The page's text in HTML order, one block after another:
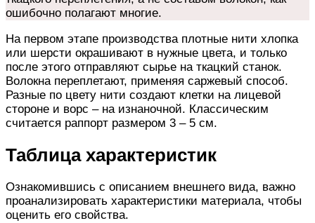
ошибочно полагают многие.
На первом этапе производства плотные нити хлопка
или шерсти окрашивают в нужные цвета, и только
после этого отправляют сырье на ткацкий станок.
Волокна переплетают, применяя саржевый способ.
Разные по цвету нити создают клетки на лицевой
стороне и ворс – на изнаночной. Классическим
считается раппорт размером 3 – 5 см.
Таблица характеристик
Ознакомившись с описанием внешнего вида, важно
проанализировать характеристики материала, чтобы
оценить его свойства.